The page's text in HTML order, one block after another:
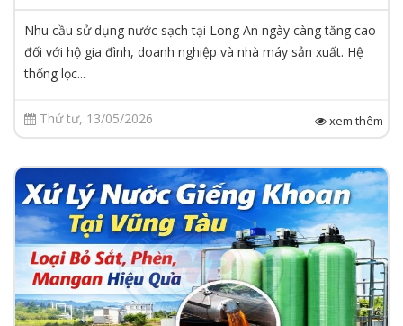
Nhu cầu sử dụng nước sạch tại Long An ngày càng tăng cao
đối với hộ gia đình, doanh nghiệp và nhà máy sản xuất. Hệ
thống lọc...
Thứ tư, 13/05/2026 xem thêm